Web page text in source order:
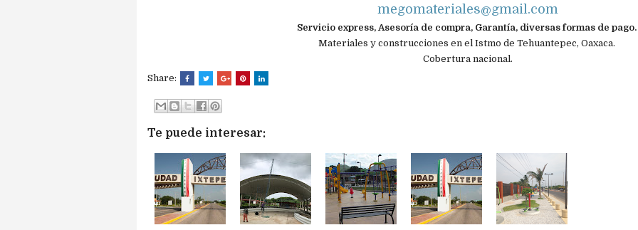
megomateriales@gmail.com
Servicio express, Asesoría de compra, Garantía, diversas formas de pago.
Materiales y construcciones en el Istmo de Tehuantepec, Oaxaca.
Cobertura nacional.
Share:
Te puede interesar: